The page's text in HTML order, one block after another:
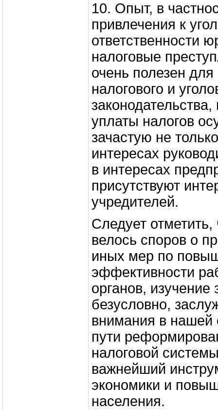
10. Опыт, в
привлечения к
ответственности
налоговые
очень полезен для
налогового и
уплаты налогов
зачастую не
интересах
в интересах
присутствуют
учредителей.
Следует
велось споров о
иных мер по
эффективности
органов,
безусловно,
внимания в нашей
пути
налоговой
важнейший
экономики и
населения.